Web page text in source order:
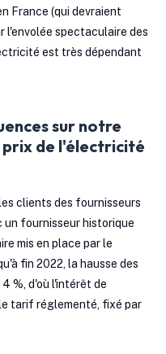
France (qui devraient
l'envolée spectaculaire des
est très dépendant
sur notre
prix de l'électricité
clients des fournisseurs
fournisseur historique
mis en place par le
fin 2022, la hausse des
%, d'où l'intérêt de
tarif réglementé, fixé par